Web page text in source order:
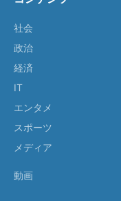
社会
政治
経済
IT
エンタメ
スポーツ
メディア
動画